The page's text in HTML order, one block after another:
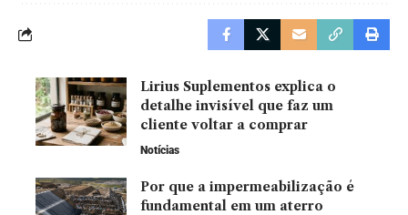
Lirius Suplementos explica o
detalhe invisível que faz um
cliente voltar a comprar
Notícias
Por que a impermeabilização é
fundamental em um aterro